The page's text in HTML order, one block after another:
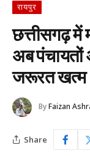
रायपुर
छत्तीसगढ़ में
अब पंचायतों
जरूरत खत्म
ByFaizan
Share